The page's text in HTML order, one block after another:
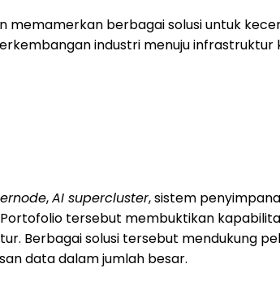
memamerkan berbagai solusi untuk
industri menuju
,AI supercluster, sistem
tersebut membuktikan
Berbagai solusi tersebut mendukung
data dalam jumlah besar.